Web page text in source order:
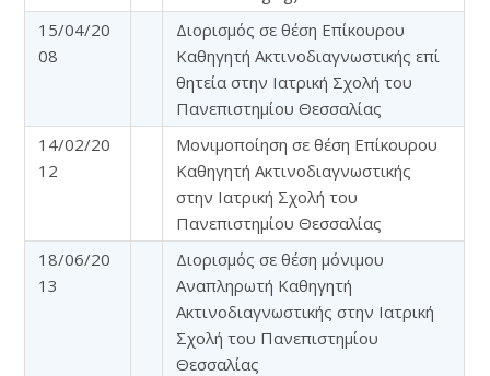
15/04/20
08
Διορισμός σε θέση Επίκουρου
Καθηγητή Ακτινοδιαγνωστικής επί
θητεία στην Ιατρική Σχολή του
Πανεπιστημίου Θεσσαλίας
14/02/20
12
Μονιμοποίηση σε θέση Επίκουρου
Καθηγητή Ακτινοδιαγνωστικής
στην Ιατρική Σχολή του
Πανεπιστημίου Θεσσαλίας
18/06/20
13
Διορισμός σε θέση μόνιμου
Αναπληρωτή Καθηγητή
Ακτινοδιαγνωστικής στην Ιατρική
Σχολή του Πανεπιστημίου
Θεσσαλίας